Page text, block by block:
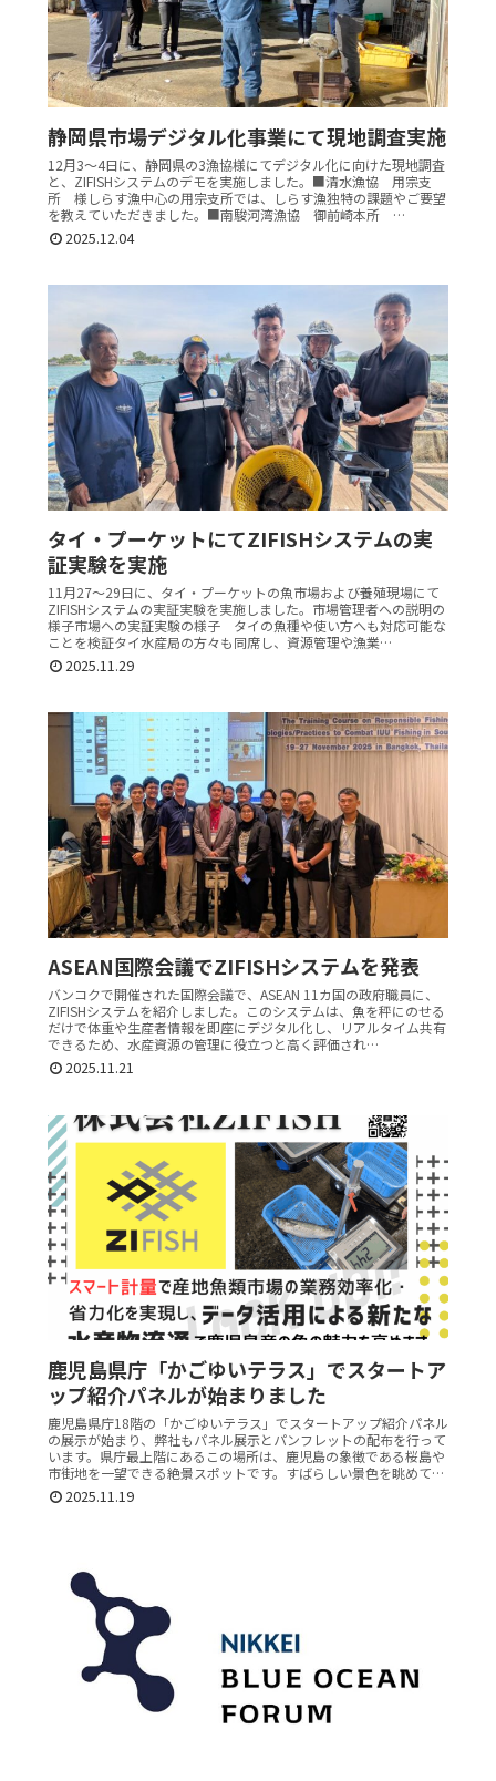
静岡県市場デジタル化事業にて現地調査実施
12月3～4日に、静岡県の3漁協様にてデジタル化に向けた現地調査
と、ZIFISHシステムのデモを実施しました。■清水漁協 用宗支
所 様しらす漁中心の用宗支所では、しらす漁独特の課題やご要望
を教えていただきました。■南駿河湾漁協 御前崎本所 …
2025.12.04
タイ・プーケットにてZIFISHシステムの実
証実験を実施
11月27～29日に、タイ・プーケットの魚市場および養殖現場にて
ZIFISHシステムの実証実験を実施しました。市場管理者への説明の
様子市場への実証実験の様子 タイの魚種や使い方へも対応可能な
ことを検証タイ水産局の方々も同席し、資源管理や漁業…
2025.11.29
ASEAN国際会議でZIFISHシステムを発表
バンコクで開催された国際会議で、ASEAN 11カ国の政府職員に、
ZIFISHシステムを紹介しました。このシステムは、魚を秤にのせる
だけで体重や生産者情報を即座にデジタル化し、リアルタイム共有
できるため、水産資源の管理に役立つと高く評価され…
2025.11.21
鹿児島県庁「かごゆいテラス」でスタートア
ップ紹介パネルが始まりました
鹿児島県庁18階の「かごゆいテラス」でスタートアップ紹介パネル
の展示が始まり、弊社もパネル展示とパンフレットの配布を行って
います。県庁最上階にあるこの場所は、鹿児島の象徴である桜島や
市街地を一望できる絶景スポットです。すばらしい景色を眺めて…
2025.11.19